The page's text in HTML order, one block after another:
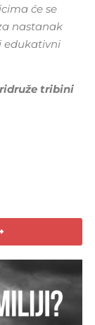
će se
nastanak
edukativni
tribini